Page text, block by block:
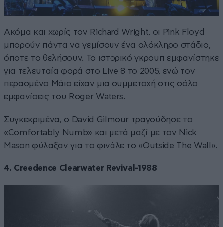
Ακόμα και χωρίς τον Richard Wright, οι Pink Floyd
μπορούν πάντα να γεμίσουν ένα ολόκληρο στάδιο,
όποτε το θελήσουν. Το ιστορικό γκρουπ εμφανίστηκε
για τελευταία φορά στο Live 8 το 2005, ενώ τον
περασμένο Μάιο είχαν μια συμμετοχή στις σόλο
εμφανίσεις του Roger Waters.
Συγκεκριμένα, ο David Gilmour τραγούδησε το
«Comfortably Numb» και μετά μαζί με τον Nick
Mason φύλαξαν για το φινάλε το «Outside The Wall».
4. Creedence Clearwater Revival-1988